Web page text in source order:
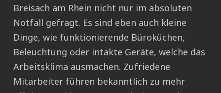
Breisach am Rhein nicht nur im absoluten
Notfall gefragt. Es sind eben auch kleine
Dinge, wie funktionierende Büroküchen,
Beleuchtung oder intakte Geräte, welche das
Arbeitsklima ausmachen. Zufriedene
Mitarbeiter führen bekanntlich zu mehr